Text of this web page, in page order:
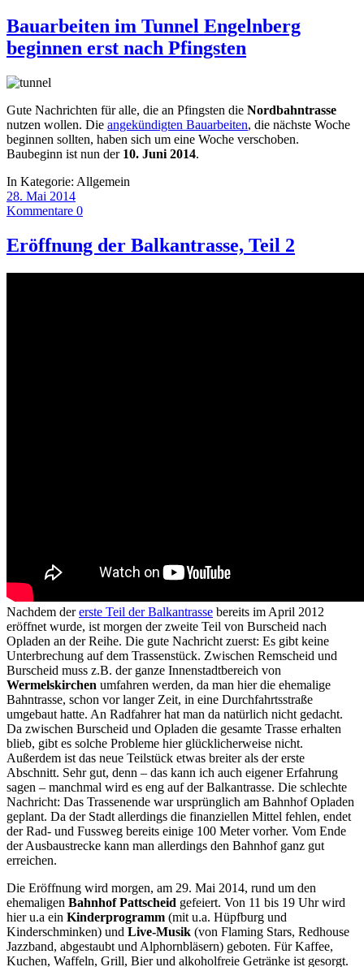
Bauarbeiten im Tunnel Engelnberg
beginnen erst nach Pfingsten
Gute Nachrichten für alle, die an Pfingsten die Nordbahntrasse
nutzen wollen. Die angekündigten Bauarbeiten, die nächste Woche
beginnen sollten, haben sich um eine Woche verschoben.
Baubeginn ist nun der 10. Juni 2014.
In Kategorie: Allgemein
28. Mai 2014
Kommentare 0
Eröffnung der Balkantrasse, Teil 2
Nachdem dererste Teil der Balkantrasse bereits im April 2012
eröffnet wurde, ist morgen der zweite Teil von Burscheid nach
Opladen an der Reihe. Die gute Nachricht zuerst: Es gibt keine
Unterbrechung auf dem Trassenstück. Zwischen Remscheid und
Burscheid muss z.B. der ganze Innenstadtbereich von
Wermelskirchen umfahren werden, da man hier die ehemalige
Bahntrasse, schon vor langer Zeit, in eine Durchfahrtsstraße
umgebaut hatte. An Radfahrer hat man da natürlich nicht gedacht.
Da zwischen Burscheid und Opladen die gesamte Trasse erhalten
blieb, gibt es solche Probleme hier glücklicherweise nicht.
Außerdem ist das neue Teilstück etwas breiter als der erste
Abschnitt. Sehr gut, denn – das kann ich auch eigener Erfahrung
sagen – manchmal wird es eng auf der Balkantrasse. Die schlechte
Nachricht: Das Trassenende war ursprünglich am Bahnhof Opladen
geplant. Da der Stadt allerdings die finanziellen Mittel fehlen, endet
der Rad- und Fussweg bereits einige 100 Meter vorher. Vom Ende
der Ausbaustrecke kann man allerdings den Bahnhof ganz gut
erreichen.
Die Eröffnung wird morgen, am 29. Mai 2014, rund um den
ehemaligen Bahnhof Pattscheid gefeiert. Von 11 bis 19 Uhr wird
hier u.a ein Kinderprogramm (mit u.a. Hüpfburg und
Kinderschminken) und Live-Musik (von Flaming Stars, Redhouse
Jazzband, abgestaubt und Alphornbläsern) geboten. Für Kaffee,
Kuchen, Waffeln, Grill, Bier und alkoholfreie Getränke ist gesorgt.